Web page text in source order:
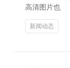
高清图片也
新闻动态